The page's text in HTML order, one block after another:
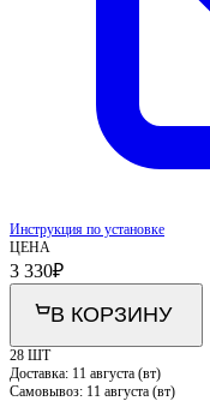
Инструкция по установке
ЦЕНА
3 330₽
В КОРЗИНУ
28 ШТ
Доставка: 11 августа (вт)
Самовывоз: 11 августа (вт)